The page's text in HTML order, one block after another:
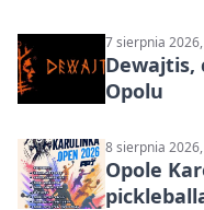
7 sierpnia
Dewajtis,
Opolu
8 sierpnia
Opole